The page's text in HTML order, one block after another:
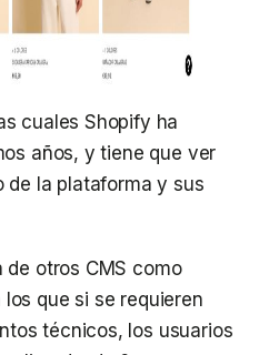
cuales Shopify ha
años, y tiene que ver
de la plataforma y sus
de otros CMS como
que si se requieren
técnicos, los usuarios